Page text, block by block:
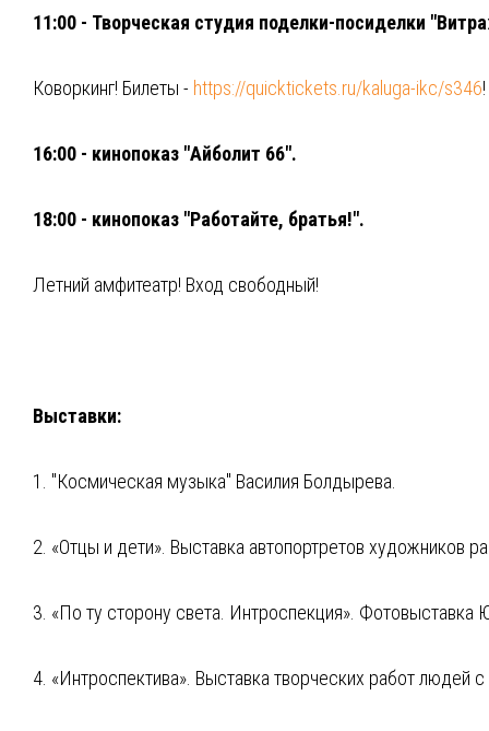
11:00 - Творческая студия поделки-посиделки
Коворкинг! Билеты - https://quicktickets.ru/kaluga-ikc/s346!
⁣16:00 - кинопоказ "Айболит 66".
18:00 - кинопоказ "Работайте, братья!".
Летний амфитеатр! Вход свободный!
Выставки:
1. "Космическая музыка" Василия Болдырева.
2. «Отцы и дети». Выставка автопортретов художников
3. «По ту сторону света. Интроспекция». Фотовыставка
4. «Интроспектива». Выставка творческих работ